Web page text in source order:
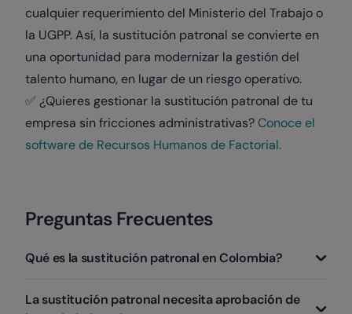
cualquier requerimiento del Ministerio del Trabajo o
la UGPP. Así, la sustitución patronal se convierte en
una oportunidad para modernizar la gestión del
talento humano, en lugar de un riesgo operativo.
✅ ¿Quieres gestionar la sustitución patronal de tu
empresa sin fricciones administrativas?Conoce el
software de Recursos Humanos de Factorial.
Preguntas Frecuentes
Qué es la sustitución patronal en Colombia?
afecte la continuidad del negocio. El trabajador
La sustitución patronal necesita aprobación de